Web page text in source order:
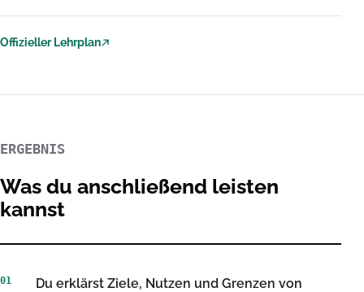
Offizieller Lehrplan
(externer Link)
ERGEBNIS
Was du anschließend leisten
kannst
01
Du erklärst Ziele, Nutzen und Grenzen von